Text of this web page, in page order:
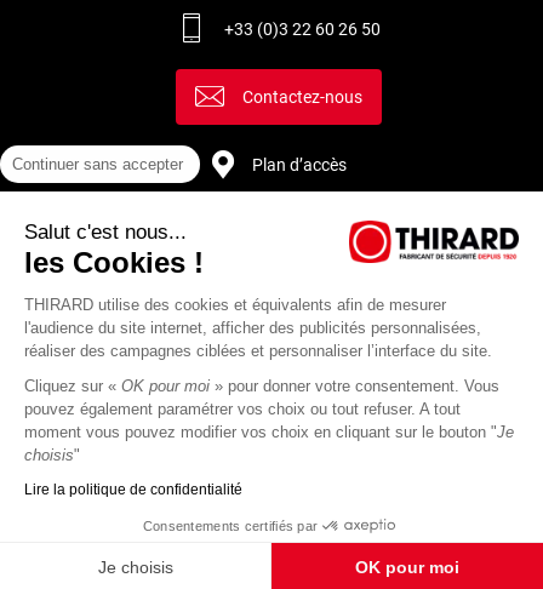
+33 (0)3 22 60 26 50
Contactez-nous
Plan d’accès
protection des
Thirard
de
Continuer sans accepter
Salut c'est nous...
les Cookies !
THIRARD utilise des cookies et équivalents afin de mesurer
l'audience du site internet, afficher des publicités personnalisées,
réaliser des campagnes ciblées et personnaliser l’interface du site.
Cliquez sur « OK pour moi » pour donner votre consentement. Vous
pouvez également paramétrer vos choix ou tout refuser. A tout
moment vous pouvez modifier vos choix en cliquant sur le bouton "Je
choisis"
Lire la politique de confidentialité
Consentements certifiés par
Je choisis OK pour moi